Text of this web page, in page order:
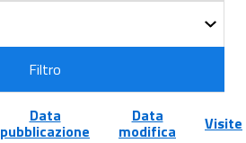
Filtro
Data
pubblicazione
Data
modifica Visite